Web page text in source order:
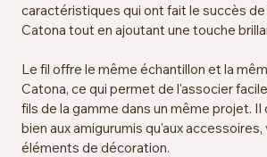
caractéristiques qui ont fait le succès
Catona tout en ajoutant une touche
Le fil offre le même échantillon et la
Catona, ce qui permet de l'associer
fils de la gamme dans un même projet. Il
bien aux amigurumis qu'aux
éléments de décoration.